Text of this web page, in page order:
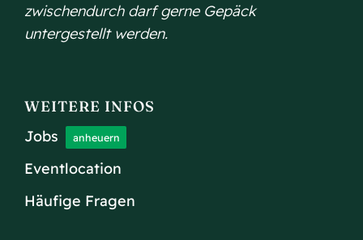
zwischendurch darf gerne Gepäck
untergestellt werden.
WEITERE INFOS
Jobs
anheuern
Eventlocation
Häufige Fragen